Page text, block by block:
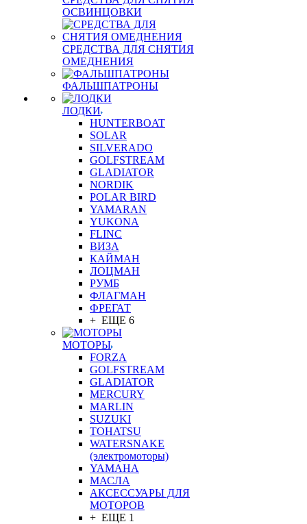
ОСВИНЦОВКИ
СРЕДСТВА ДЛЯ СНЯТИЯ
ОМЕДНЕНИЯ
ФАЛЬШПАТРОНЫ
ЛОДКИ
HUNTERBOAT
SOLAR
SILVERADO
GOLFSTREAM
GLADIATOR
NORDIK
POLAR BIRD
YAMARAN
YUKONA
FLINC
ВИЗА
КАЙМАН
ЛОЦМАН
РУМБ
ФЛАГМАН
ФРЕГАТ
+ ЕЩЕ 6
МОТОРЫ
FORZA
GOLFSTREAM
GLADIATOR
MERCURY
MARLIN
SUZUKI
TOHATSU
WATERSNAKE
(электромоторы)
YAMAHA
МАСЛА
АКСЕССУАРЫ ДЛЯ
МОТОРОВ
+ ЕЩЕ 1